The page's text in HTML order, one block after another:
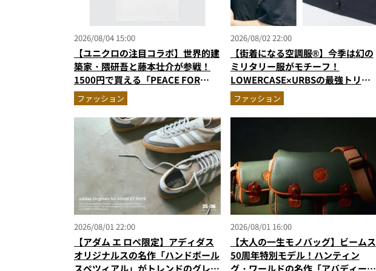
2026/08/04 15:00
【ユニクロの注目コラボ】世界的建
築家・隈研吾と藤本壮介が参戦！
1500円で買える「PEACE FOR
ALL」最新作
ファッション
2026/08/02 22:00
【街着になる空調服®】今季は幻の
ミリタリー服がモチーフ！
LOWERCASE×URBSの最強トリプ
ルコラボベストが進化
ファッション
2026/08/01 22:00
【アダム エ ロペ限定】アディダス
オリジナルスの名作「ハンドボール
2026/08/01 16:00
【大人の一生モノバッグ】ビームス
50周年特別モデル！ハンティン